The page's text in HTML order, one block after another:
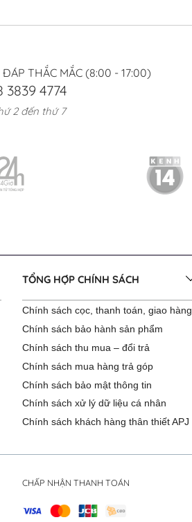
ĐÁP THẮC MẮC (8:00 - 17:00)
3839 4774
2 đến thứ 7
TỔNG HỢP CHÍNH SÁCH
Chính sách cọc, thanh toán, giao hàng
Chính sách bảo hành sản phẩm
Chính sách thu mua – đổi trả
Chính sách mua hàng trả góp
Chính sách bảo mật thông tin
Chính sách xử lý dữ liệu cá nhân
Chính sách khách hàng thân thiết APJ
CHẤP NHẬN THANH TOÁN